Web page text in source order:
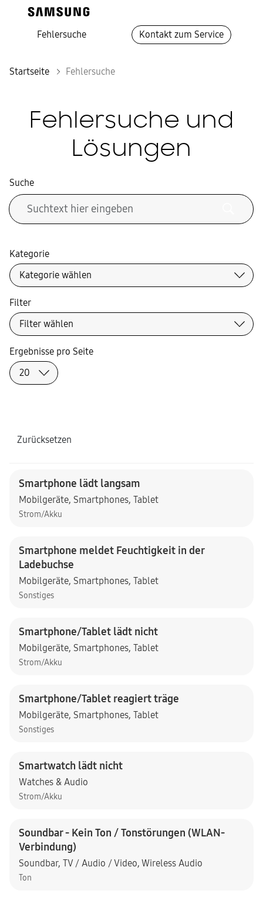
Fehlersuche Kontakt zum Service
Startseite Fehlersuche
Fehlersuche und
Lösungen
Suche
Kategorie
Filter
Zurücksetzen
Ergebnisse pro Seite
Smartphone lädt langsam
Mobilgeräte, Smartphones, Tablet
Strom/Akku
Smartphone meldet Feuchtigkeit in der
Ladebuchse
Mobilgeräte, Smartphones, Tablet
Sonstiges
Smartphone/Tablet lädt nicht
Mobilgeräte, Smartphones, Tablet
Strom/Akku
Smartphone/Tablet reagiert träge
Mobilgeräte, Smartphones, Tablet
Sonstiges
Smartwatch lädt nicht
Watches & Audio
Strom/Akku
Soundbar - Kein Ton / Tonstörungen (WLAN-
Verbindung)
Soundbar, TV / Audio / Video, Wireless Audio
Ton